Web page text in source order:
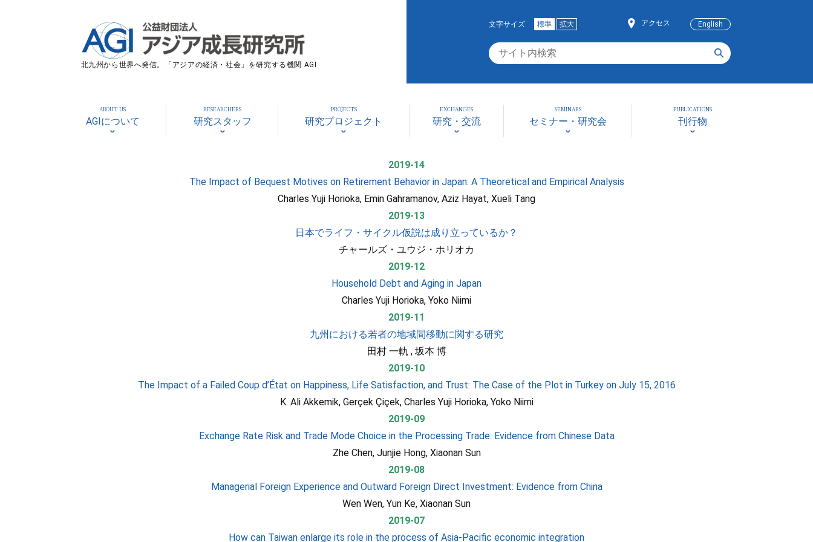
北九州から世界へ発信。「アジアの経済・社会」を研究する機関 AGI
文字サイズ 標準 拡大 アクセス English
ABOUT US
AGIについて
RESEARCHERS
研究スタッフ
PROJECTS
研究プロジェクト
EXCHANGES
研究・交流
SEMINARS
セミナー・研究会
PUBLICATIONS
刊行物
2019-14
The Impact of Bequest Motives on Retirement Behavior in Japan: A Theoretical and Empirical Analysis
Charles Yuji Horioka, Emin Gahramanov, Aziz Hayat, Xueli Tang
2019-13
日本でライフ・サイクル仮説は成り立っているか？
チャールズ・ユウジ・ホリオカ
2019-12
Household Debt and Aging in Japan
Charles Yuji Horioka, Yoko Niimi
2019-11
九州における若者の地域間移動に関する研究
田村 一軌 , 坂本 博
2019-10
The Impact of a Failed Coup d’État on Happiness, Life Satisfaction, and Trust: The Case of the Plot in Turkey on July 15, 2016
K. Ali Akkemik, Gerçek Çiçek, Charles Yuji Horioka, Yoko Niimi
2019-09
Exchange Rate Risk and Trade Mode Choice in the Processing Trade: Evidence from Chinese Data
Zhe Chen, Junjie Hong, Xiaonan Sun
2019-08
Managerial Foreign Experience and Outward Foreign Direct Investment: Evidence from China
Wen Wen, Yun Ke, Xiaonan Sun
2019-07
How can Taiwan enlarge its role in the process of Asia-Pacific economic integration